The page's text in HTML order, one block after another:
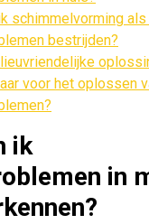
schimmelvorming
bestrijden?
voor het oplossen
ik
in